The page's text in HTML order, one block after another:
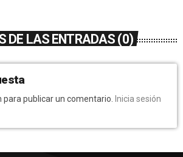
DE LAS ENTRADAS (0)
para publicar un comentario.
Inicia sesión